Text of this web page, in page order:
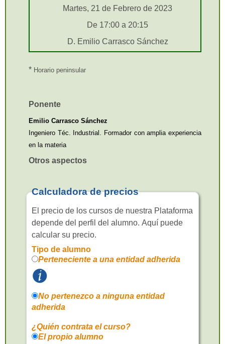
Martes, 21 de Febrero de 2023
De 17:00 a 20:15
D. Emilio Carrasco Sánchez
* Horario peninsular
Ponente
Emilio Carrasco Sánchez
Ingeniero Téc. Industrial. Formador con amplia experiencia
en la materia
Otros aspectos
Calculadora de precios
El precio de los cursos de nuestra Plataforma
depende del perfil del alumno. Aquí puede
calcular su precio.
Tipo de alumno
Perteneciente a una entidad adherida
No pertenezco a ninguna entidad
adherida
¿Quién contrata el curso?
El propio alumno